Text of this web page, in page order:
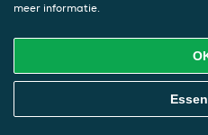
meer informatie.